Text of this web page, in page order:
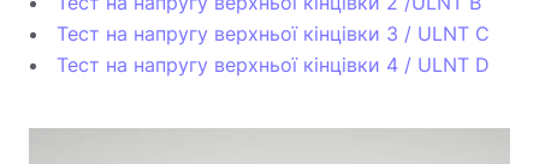
Тест на напругу верхньої кінцівки 3 / ULNT C
Тест на напругу верхньої кінцівки 4 / ULNT D